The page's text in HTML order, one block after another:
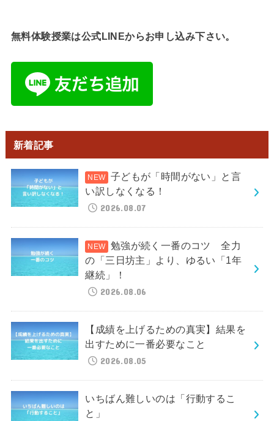
無料体験授業は公式LINEからお申し込み下さい。
新着記事
子どもが「時間がない」と言
い訳しなくなる！
2026.08.07
勉強が続く一番のコツ 全力
の「三日坊主」より、ゆるい「1年
継続」！
2026.08.06
【成績を上げるための真実】結果を
出すために一番必要なこと
2026.08.05
いちばん難しいのは「行動するこ
と」